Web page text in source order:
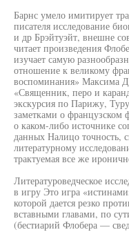
Барнс умело имитирует
писателя исследование
и др Брэйтуэйт, внешне
читает произведения
изучает самую
отношение к великому
воспоминания» Максима
«Священник, перо и
экскурсия по Парижу,
заметками о французском
о каком-либо источнике
данных Налицо точность,
литературному
трактуемая все же
Литературоведческое
в игру Это игра
которой дается резко
вставными главами, по
(бестиарий Флобера —